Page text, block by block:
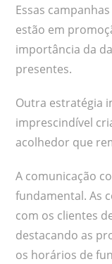
Essas
estão em
importância da
presentes.
Outra estratégia
imprescindível
acolhedor que
A comunicação
fundamental. As
com os clientes
destacando as
os horários de